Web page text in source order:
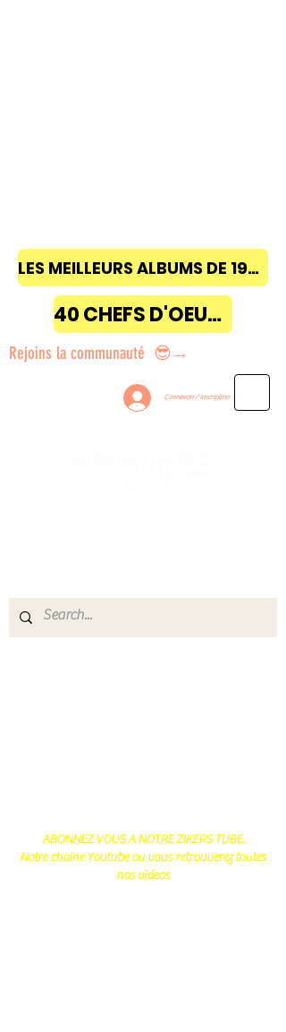
LES MEILLEURS ALBUMS DE 1968 à 2018
40 CHEFS D'OEUVRE
Rejoins la communauté 😎→
Connexion / Inscription
ABONNEZ VOUS A NOTRE ZIKERS TUBE.
Notre chaine Youtube ou vous retrouverez toutes
nos videos